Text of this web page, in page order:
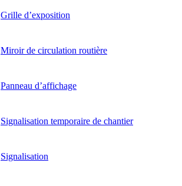
Grille d’exposition
Miroir de circulation routière
Panneau d’affichage
Signalisation temporaire de chantier
Signalisation